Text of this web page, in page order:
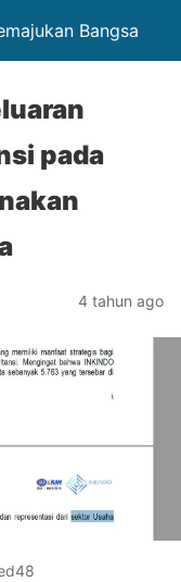
Bangsa
pada
4 tahun ago